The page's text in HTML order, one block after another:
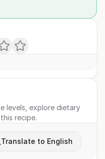
levels, explore dietary
recipe.
Translate to English